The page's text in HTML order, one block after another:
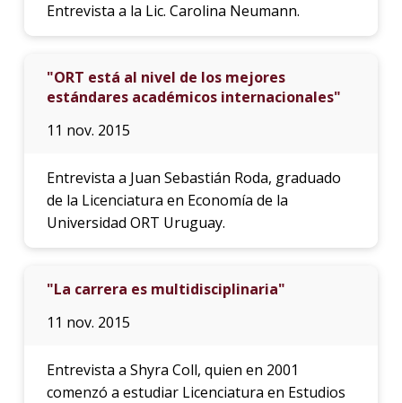
Entrevista a la Lic. Carolina Neumann.
"ORT está al nivel de los mejores
estándares académicos internacionales"
11 nov. 2015
Entrevista a Juan Sebastián Roda, graduado
de la Licenciatura en Economía de la
Universidad ORT Uruguay.
"La carrera es multidisciplinaria"
11 nov. 2015
Entrevista a Shyra Coll, quien en 2001
comenzó a estudiar Licenciatura en Estudios